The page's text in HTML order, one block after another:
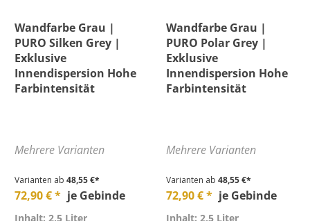
Wandfarbe Grau |
PURO Silken Grey |
Exklusive
Innendispersion Hohe
Farbintensität
Mehrere Varianten
Varianten ab 48,55 €*
72,90 € * je Gebinde
Inhalt: 2,5 Liter
Wandfarbe Grau |
PURO Polar Grey |
Exklusive
Innendispersion Hohe
Farbintensität
Mehrere Varianten
Varianten ab 48,55 €*
72,90 € * je Gebinde
Inhalt: 2,5 Liter